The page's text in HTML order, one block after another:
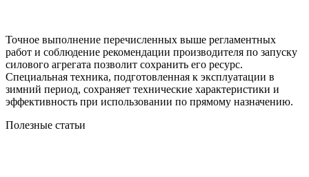
Точное выполнение перечисленных выше регламентных
работ и соблюдение рекомендации производителя по запуску
силового агрегата позволит сохранить его ресурс.
Специальная техника, подготовленная к эксплуатации в
зимний период, сохраняет технические характеристики и
эффективность при использовании по прямому назначению.
Полезные статьи